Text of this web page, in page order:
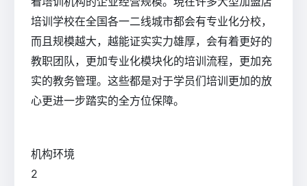
培训学校在全国各一二线城市都会有专业化分校，
而且规模越大，越能证实实力雄厚，会有着更好的
教职团队，更加专业化模块化的培训流程，更加充
实的教务管理。这些都是对于学员们培训更加的放
心更进一步踏实的全方位保障。
机构环境
2